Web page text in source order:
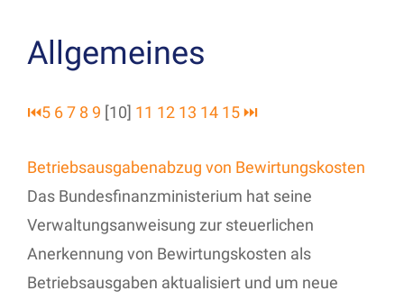
Allgemeines
⏮5 67 8 9 [10] 11 12 13 14 15⏭
Betriebsausgabenabzug von Bewirtungskosten
Das Bundesfinanzministerium hat seine
Verwaltungsanweisung zur steuerlichen
Anerkennung von Bewirtungskosten als
Betriebsausgaben aktualisiert und um neue